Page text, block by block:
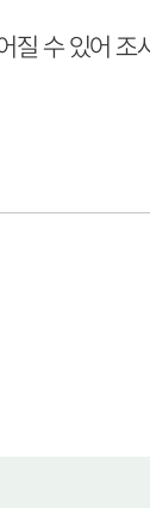
질 수 있어 조